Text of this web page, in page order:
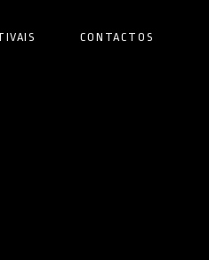
CONTACTOS